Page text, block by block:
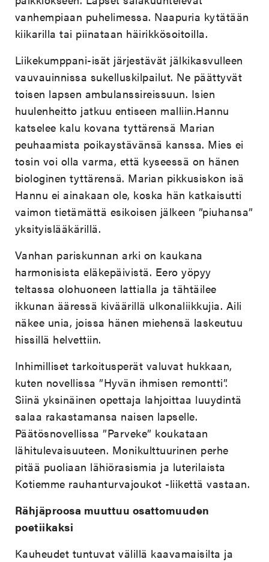
vanhempiaan puhelimessa. Naapuria kytätään
kiikarilla tai piinataan häirikkösoitoilla.
Liikekumppani-isät järjestävät jälkikasvulleen
vauvauinnissa sukelluskilpailut. Ne päättyvät
toisen lapsen ambulanssireissuun. Isien
huulenheitto jatkuu entiseen malliin.Hannu
katselee kalu kovana tyttärensä Marian
peuhaamista poikaystävänsä kanssa. Mies ei
tosin voi olla varma, että kyseessä on hänen
biologinen tyttärensä. Marian pikkusiskon isä
Hannu ei ainakaan ole, koska hän katkaisutti
vaimon tietämättä esikoisen jälkeen ”piuhansa”
yksityislääkärillä.
Vanhan pariskunnan arki on kaukana
harmonisista eläkepäivistä. Eero yöpyy
teltassa olohuoneen lattialla ja tähtäilee
ikkunan ääressä kiväärillä ulkonaliikkujia. Aili
näkee unia, joissa hänen miehensä laskeutuu
hissillä helvettiin.
Inhimilliset tarkoitusperät valuvat hukkaan,
kuten novellissa ”Hyvän ihmisen remontti”.
Siinä yksinäinen opettaja lahjoittaa luuydintä
salaa rakastamansa naisen lapselle.
Päätösnovellissa ”Parveke” koukataan
lähitulevaisuuteen. Monikulttuurinen perhe
pitää puoliaan lähiörasismia ja luterilaista
Kotiemme rauhanturvajoukot -liikettä vastaan.
Rähjäproosa muuttuu osattomuuden
poetiikaksi
Kauheudet tuntuvat välillä kaavamaisilta ja